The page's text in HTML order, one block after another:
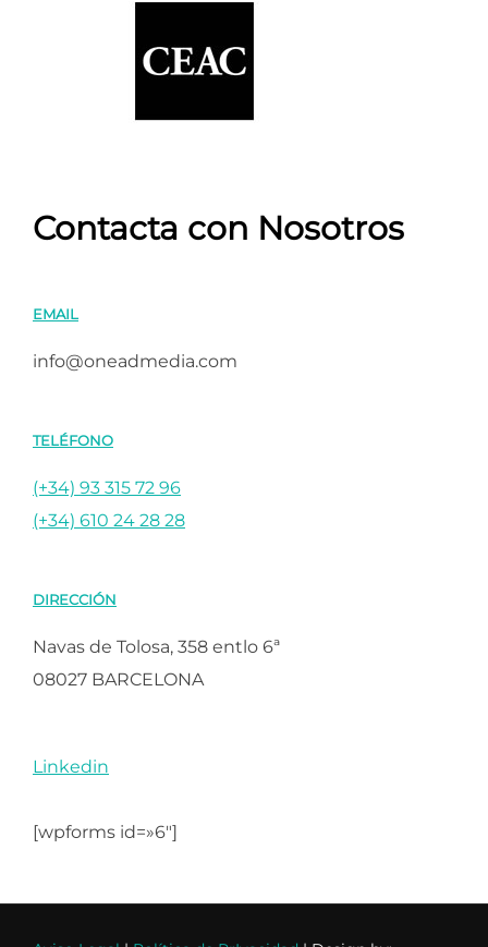
Contacta con Nosotros
EMAIL
info@oneadmedia.com
TELÉFONO
(+34) 93 315 72 96
(+34) 610 24 28 28
DIRECCIÓN
Navas de Tolosa, 358 entlo 6ª
08027 BARCELONA
Linkedin
[wpforms id=»6″]